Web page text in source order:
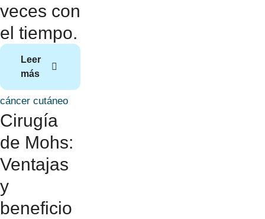
veces con
el tiempo.
Leer
más
cáncer cutáneo
Cirugía
de Mohs:
Ventajas
y
beneficio